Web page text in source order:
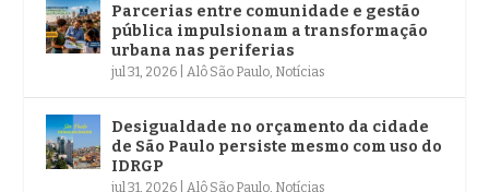
Parcerias entre comunidade e gestão
pública impulsionam a transformação
urbana nas periferias
jul 31, 2026 Alô São Paulo Notícias
Desigualdade no orçamento da cidade
de São Paulo persiste mesmo com uso do
IDRGP
jul 31, 2026 Alô São Paulo Notícias